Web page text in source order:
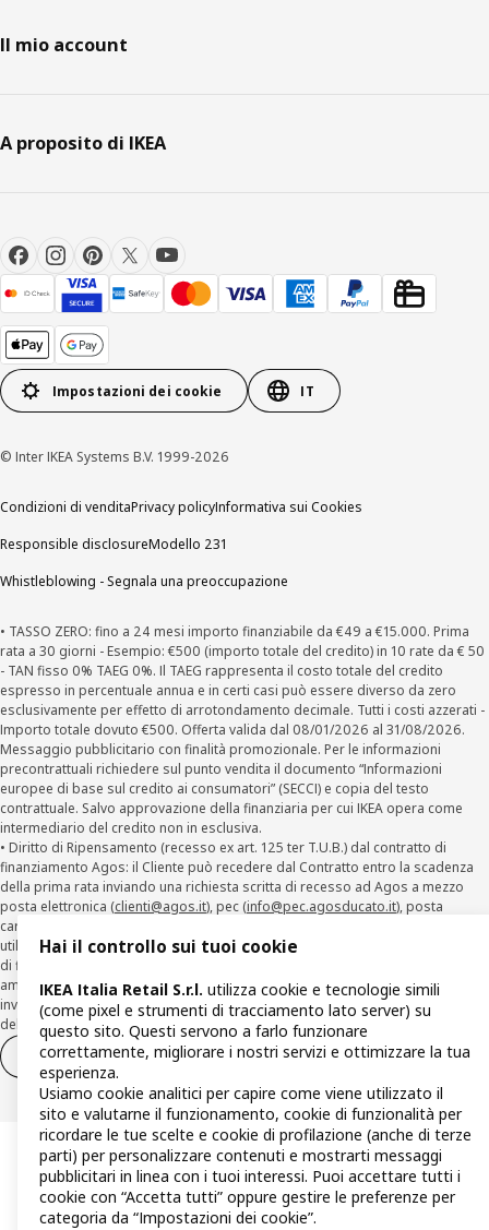
Il mio account
A proposito di IKEA
Impostazioni dei cookie IT
© Inter IKEA Systems B.V. 1999-2026
Condizioni di venditaPrivacy policyInformativa sui Cookies
Responsible disclosureModello 231
Whistleblowing - Segnala una preoccupazione
• TASSO ZERO: fino a 24 mesi importo finanziabile da €49 a €15.000. Prima
rata a 30 giorni - Esempio: €500 (importo totale del credito) in 10 rate da € 50
- TAN fisso 0% TAEG 0%. Il TAEG rappresenta il costo totale del credito
espresso in percentuale annua e in certi casi può essere diverso da zero
esclusivamente per effetto di arrotondamento decimale. Tutti i costi azzerati -
Importo totale dovuto €500. Offerta valida dal 08/01/2026 al 31/08/2026.
Messaggio pubblicitario con finalità promozionale. Per le informazioni
precontrattuali richiedere sul punto vendita il documento “Informazioni
europee di base sul credito ai consumatori” (SECCI) e copia del testo
contrattuale. Salvo approvazione della finanziaria per cui IKEA opera come
intermediario del credito non in esclusiva.
• Diritto di Ripensamento (recesso ex art. 125 ter T.U.B.) dal contratto di
finanziamento Agos: il Cliente può recedere dal Contratto entro la scadenza
della prima rata inviando una richiesta scritta di recesso ad Agos a mezzo
posta elettronica (clienti@agos.it), pec (info@pec.agosducato.it), posta
cartacea (Viale Fulvio Testi, 280 - 20126 Milano) e per via telematica –
utilizzando la funzionalità sul sitowww.agos.it(“Recesso”) - anche per richieste
di finanziamento effettuate con canali a distanza. In caso di pre-
ammortamento, la comunicazione di recesso da parte del Cliente deve essere
inviata, con le modalità di cui sopra entro 30 giorni dalla data di accettazione
della richiesta di finanziamento.
Diritto di recesso
Diritto di recesso per i servizi
Hai il controllo sui tuoi cookie
IKEA Italia Retail S.r.l. utilizza cookie e tecnologie simili
(come pixel e strumenti di tracciamento lato server) su
questo sito. Questi servono a farlo funzionare
correttamente, migliorare i nostri servizi e ottimizzare la tua
esperienza.
Usiamo cookie analitici per capire come viene utilizzato il
sito e valutarne il funzionamento, cookie di funzionalità per
ricordare le tue scelte e cookie di profilazione (anche di terze
parti) per personalizzare contenuti e mostrarti messaggi
pubblicitari in linea con i tuoi interessi. Puoi accettare tutti i
cookie con “Accetta tutti” oppure gestire le preferenze per
categoria da “Impostazioni dei cookie”.